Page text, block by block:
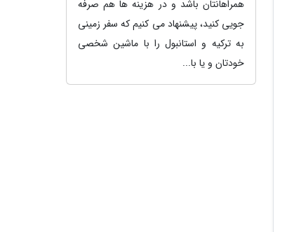
همراهانتان باشد و در هزینه ها هم صرفه
جویی کنید، پیشنهاد می کنیم که سفر زمینی
به ترکیه و استانبول را با ماشین شخصی
خودتان و یا با...